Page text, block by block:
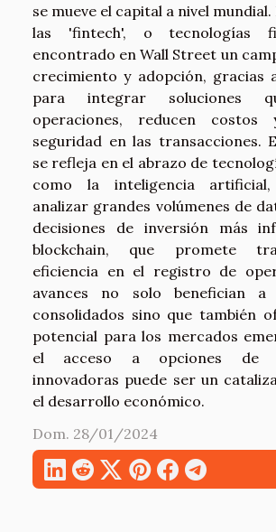
se mueve el capital a nivel
las 'fintech', o tecnologías
encontrado en Wall Street un
crecimiento y adopción, gracias
para integrar soluciones
operaciones, reducen
seguridad en las transacciones.
se refleja en el abrazo de
como la inteligencia
analizar grandes volúmenes de
decisiones de inversión más
blockchain, que promete
eficiencia en el registro de
avances no solo benefician a
consolidados sino que también
potencial para los mercados
el acceso a opciones de
innovadoras puede ser un
el desarrollo económico.
Dom. 28/01/2024